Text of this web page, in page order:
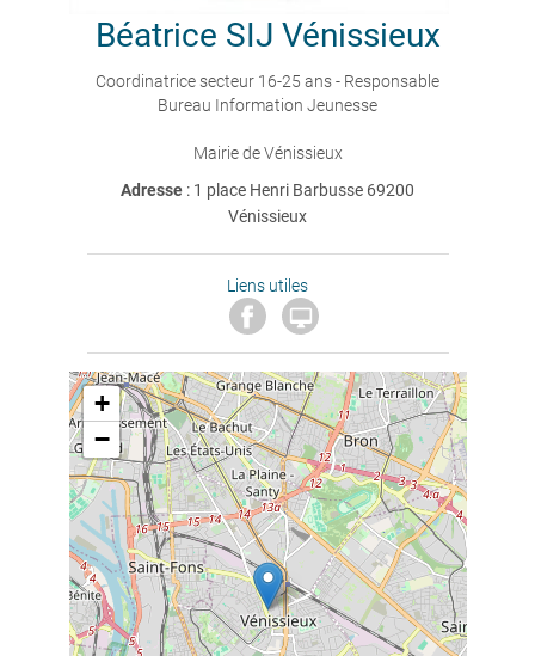
Béatrice SIJ Vénissieux
Coordinatrice secteur 16-25 ans - Responsable
Bureau Information Jeunesse
Mairie de Vénissieux
Adresse : 1 place Henri Barbusse 69200
Vénissieux
Liens utiles

+
−